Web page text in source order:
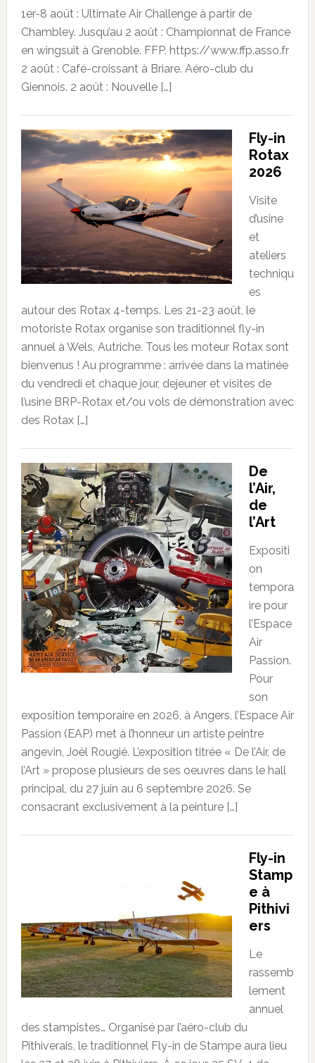
1er-8 août : Ultimate Air Challenge à partir de
Chambley. Jusqu’au 2 août : Championnat de France
en wingsuit à Grenoble. FFP. https://www.ffp.asso.fr
2 août : Café-croissant à Briare. Aéro-club du
Giennois. 2 août : Nouvelle […]
Fly-in
Rotax
2026
Visite
d’usine
et
ateliers
techniqu
es
autour des Rotax 4-temps. Les 21-23 août, le
motoriste Rotax organise son traditionnel fly-in
annuel à Wels, Autriche. Tous les moteur Rotax sont
bienvenus ! Au programme : arrivée dans la matinée
du vendredi et chaque jour, dejeuner et visites de
l’usine BRP-Rotax et/ou vols de démonstration avec
des Rotax […]
De
l’Air,
de
l’Art
Expositi
on
tempora
ire pour
l’Espace
Air
Passion.
Pour
son
exposition temporaire en 2026, à Angers, l’Espace Air
Passion (EAP) met à l’honneur un artiste peintre
angevin, Joël Rougié. L’exposition titrée « De l’Air, de
l’Art » propose plusieurs de ses oeuvres dans le hall
principal, du 27 juin au 6 septembre 2026. Se
consacrant exclusivement à la peinture […]
Fly-in
Stamp
e à
Pithivi
ers
Le
rassemb
lement
annuel
des stampistes… Organisé par l’aéro-club du
Pithiverais, le traditionnel Fly-in de Stampe aura lieu